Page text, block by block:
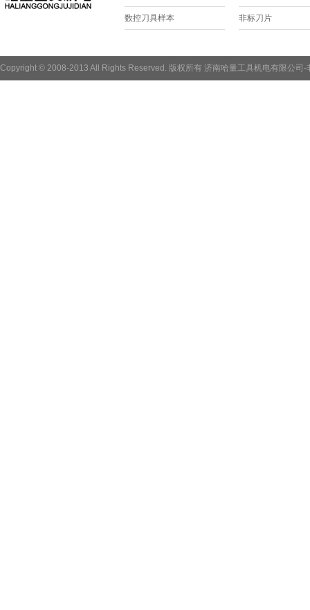
数控刀具样本 非标刀片
Copyright © 2008-2013 All Rights Reserved. 版权所有 济南哈量工具机电有限公司-